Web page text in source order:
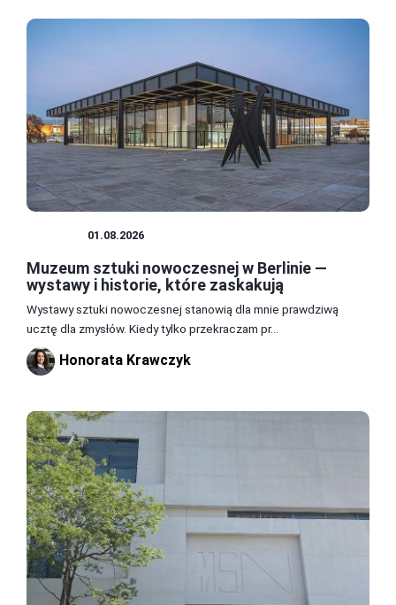
01.08.2026
Muzeum sztuki nowoczesnej w Berlinie —
wystawy i historie, które zaskakują
Wystawy sztuki nowoczesnej stanowią dla mnie prawdziwą
ucztę dla zmysłów. Kiedy tylko przekraczam pr...
Honorata Krawczyk